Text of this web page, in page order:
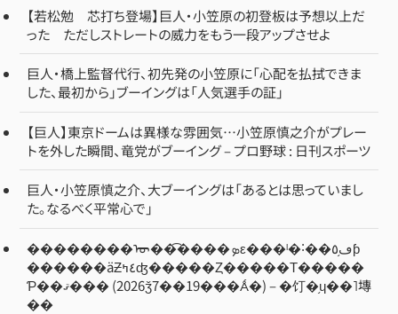
【若松勉 芯打ち登場】巨人・小笠原の初登板は予想以上だ
った ただしストレートの威力をもう一段アップさせよ
巨人・橋上監督代行、初先発の小笠原に「心配を払拭できま
した、最初から」ブーイングは「人気選手の証」
【巨人】東京ドームは異様な雰囲気…小笠原慎之介がプレー
トを外した瞬間、竜党がブーイング – プロ野球 : 日刊スポーツ
巨人・小笠原慎之介、大ブーイングは「あるとは思っていまし
た。なるべく平常心で」
��������ᡡ��͡����ܤε���ˡ�˸��ڡ֥٥ƥ
������äƵ٤ߤʤ�����Ȥ�����Τ�����
Ƥ��ޤ��� (2026ǯ7��19���Ǻ�) – �饤�֥ɥ��˥塼
��